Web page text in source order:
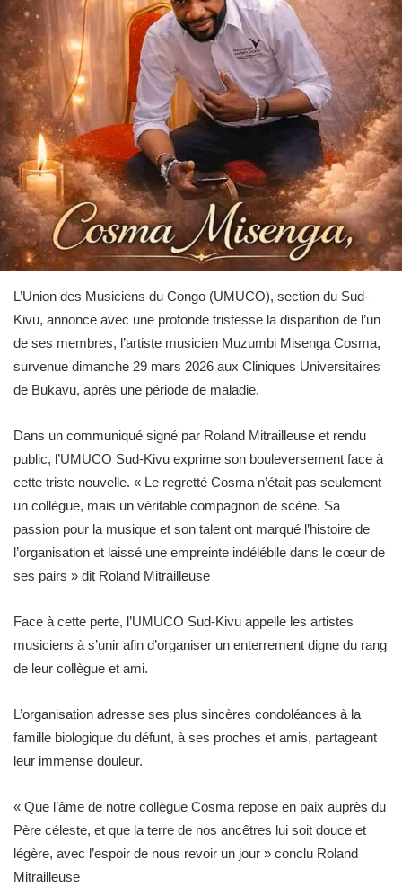
L’Union des Musiciens du Congo (UMUCO), section du Sud-
Kivu, annonce avec une profonde tristesse la disparition de l’un
de ses membres, l’artiste musicien Muzumbi Misenga Cosma,
survenue dimanche 29 mars 2026 aux Cliniques Universitaires
de Bukavu, après une période de maladie.
Dans un communiqué signé par Roland Mitrailleuse et rendu
public, l’UMUCO Sud-Kivu exprime son bouleversement face à
cette triste nouvelle. « Le regretté Cosma n’était pas seulement
un collègue, mais un véritable compagnon de scène. Sa
passion pour la musique et son talent ont marqué l’histoire de
l’organisation et laissé une empreinte indélébile dans le cœur de
ses pairs » dit Roland Mitrailleuse
Face à cette perte, l’UMUCO Sud-Kivu appelle les artistes
musiciens à s’unir afin d’organiser un enterrement digne du rang
de leur collègue et ami.
L’organisation adresse ses plus sincères condoléances à la
famille biologique du défunt, à ses proches et amis, partageant
leur immense douleur.
« Que l’âme de notre collègue Cosma repose en paix auprès du
Père céleste, et que la terre de nos ancêtres lui soit douce et
légère, avec l’espoir de nous revoir un jour » conclu Roland
Mitrailleuse